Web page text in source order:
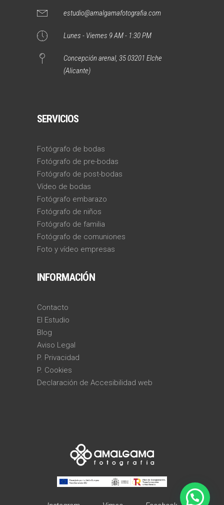
estudio@amalgamafotografia.com
Lunes - Viernes 9 AM - 1:30 PM
Concepción arenal, 35 03201 Elche
(Alicante)
SERVICIOS
Fotógrafo de bodas
Fotógrafo de pre-bodas
Fotógrafo de post-bodas
Vídeo de bodas
Fotógrafo embarazo
Fotógrafo de niños
Fotógrafo de familia
Fotógrafo de comuniones
Foto y vídeo empresas
INFORMACIÓN
Contacto
El Estudio
Blog
Aviso Legal
P. Privacidad
P. Cookies
Declaración de Accesibilidad web